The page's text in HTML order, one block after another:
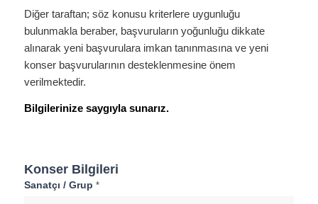
Diğer taraftan; söz konusu kriterlere uygunluğu
bulunmakla beraber, başvuruların yoğunluğu dikkate
alınarak yeni başvurulara imkan tanınmasına ve yeni
konser başvurularının desteklenmesine önem
verilmektedir.
Bilgilerinize saygıyla sunarız.
Aralık
Konser
Konser Bilgileri
Sanatçı / Grup *